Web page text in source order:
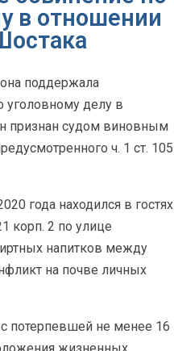
в отношении
поддержала
уголовному делу в
признан судом виновным
ч. 1 ст. 105
года находился в гостях
корп. 2 по улице
напитков между
на почве личных
потерпевшей не менее 16